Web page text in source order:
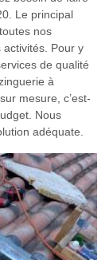
Le principal
nos
activités. Pour y
de qualité
à
mesure, c’est-
Nous
adéquate.